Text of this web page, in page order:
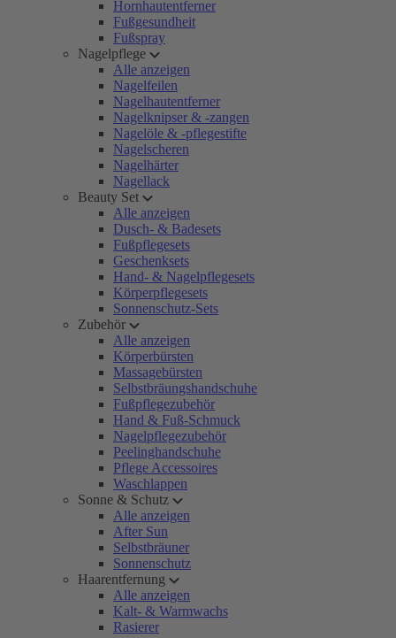
Hornhautentferner
Fußgesundheit
Fußspray
Nagelpflege
Alle anzeigen
Nagelfeilen
Nagelhautentferner
Nagelknipser & -zangen
Nagelöle & -pflegestifte
Nagelscheren
Nagelhärter
Nagellack
Beauty Set
Alle anzeigen
Dusch- & Badesets
Fußpflegesets
Geschenksets
Hand- & Nagelpflegesets
Körperpflegesets
Sonnenschutz-Sets
Zubehör
Alle anzeigen
Körperbürsten
Massagebürsten
Selbstbräungshandschuhe
Fußpflegezubehör
Hand & Fuß-Schmuck
Nagelpflegezubehör
Peelinghandschuhe
Pflege Accessoires
Waschlappen
Sonne & Schutz
Alle anzeigen
After Sun
Selbstbräuner
Sonnenschutz
Haarentfernung
Alle anzeigen
Kalt- & Warmwachs
Rasierer